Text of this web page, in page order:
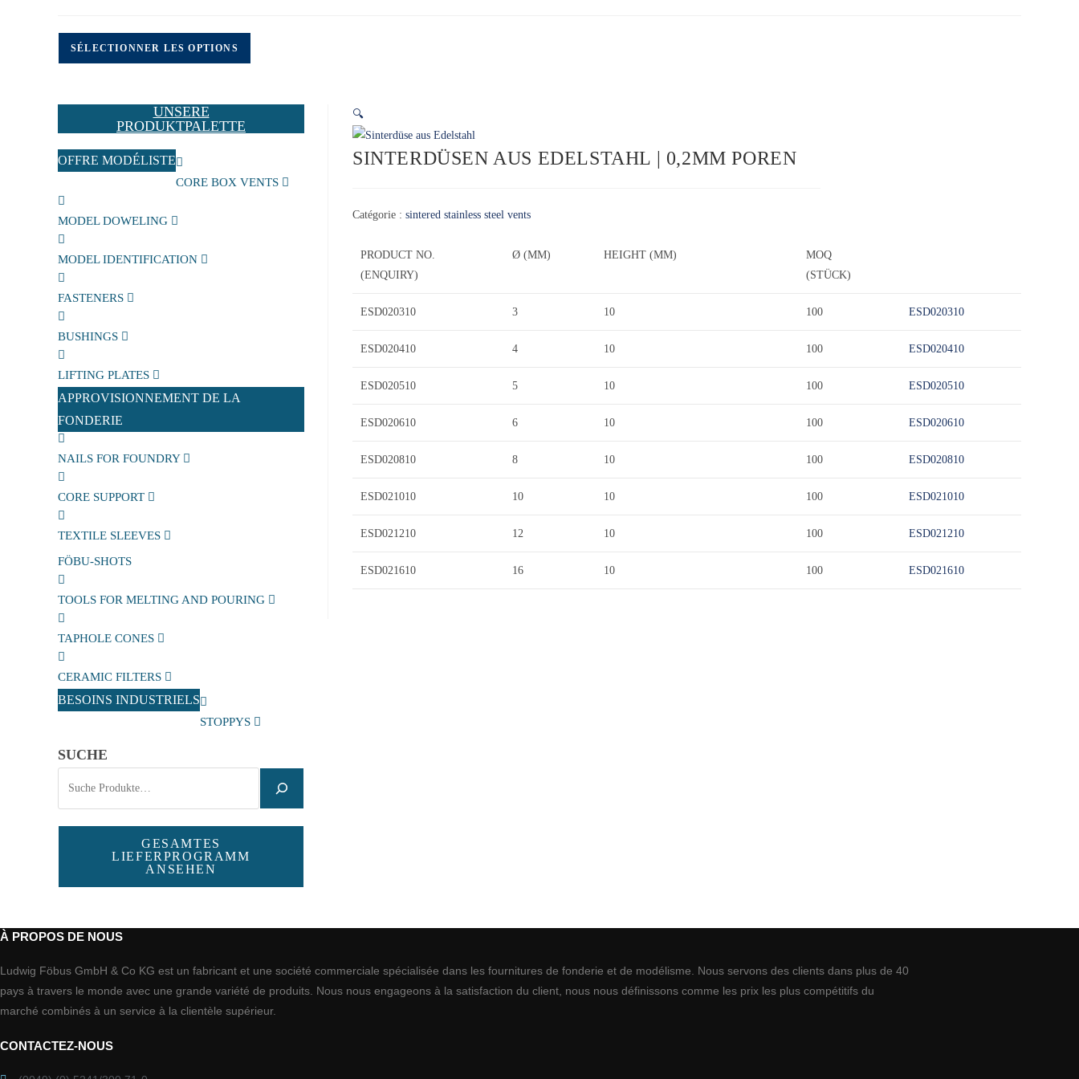
SÉLECTIONNER LES OPTIONS
🔍
SINTERDÜSEN AUS EDELSTAHL | 0,2MM POREN
Catégorie : sintered stainless steel vents
PRODUCT NO.
(ENQUIRY)
Ø (MM) HEIGHT (MM)
MOQ
(STÜCK)
ESD020310 3 10 100 ESD020310
ESD020410 4 10 100 ESD020410
ESD020510 5 10 100 ESD020510
ESD020610 6 10 100 ESD020610
ESD020810 8 10 100 ESD020810
ESD021010 10 10 100 ESD021010
ESD021210 12 10 100 ESD021210
ESD021610 16 10 100 ESD021610
UNSERE
PRODUKTPALETTE
OFFRE MODÉLISTE
CORE BOX VENTS
MODEL DOWELING
MODEL IDENTIFICATION
FASTENERS
BUSHINGS
LIFTING PLATES
APPROVISIONNEMENT DE LA
FONDERIE
NAILS FOR FOUNDRY
CORE SUPPORT
TEXTILE SLEEVES
FÖBU-SHOTS
TOOLS FOR MELTING AND POURING
TAPHOLE CONES
CERAMIC FILTERS
BESOINS INDUSTRIELS
STOPPYS
SUCHE
GESAMTES
LIEFERPROGRAMM
ANSEHEN
À PROPOS DE NOUS
Ludwig Föbus GmbH & Co KG est un fabricant et une société commerciale spécialisée dans les fournitures de fonderie et de modélisme. Nous servons des clients dans plus de 40
pays à travers le monde avec une grande variété de produits. Nous nous engageons à la satisfaction du client, nous nous définissons comme les prix les plus compétitifs du
marché combinés à un service à la clientèle supérieur.
CONTACTEZ-NOUS